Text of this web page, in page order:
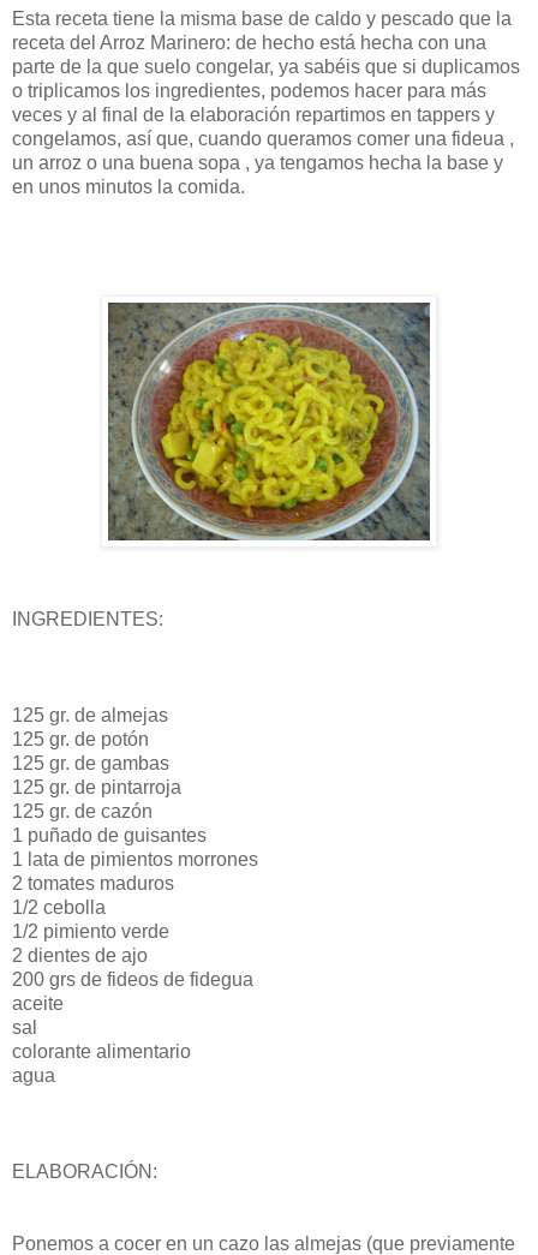
Esta receta tiene la misma base de caldo y pescado que la
receta del Arroz Marinero: de hecho está hecha con una
parte de la que suelo congelar, ya sabéis que si duplicamos
o triplicamos los ingredientes, podemos hacer para más
veces y al final de la elaboración repartimos en tappers y
congelamos, así que, cuando queramos comer una fideua ,
un arroz o una buena sopa , ya tengamos hecha la base y
en unos minutos la comida.
INGREDIENTES:
125 gr. de almejas
125 gr. de potón
125 gr. de gambas
125 gr. de pintarroja
125 gr. de cazón
1 puñado de guisantes
1 lata de pimientos morrones
2 tomates maduros
1/2 cebolla
1/2 pimiento verde
2 dientes de ajo
200 grs de fideos de fidegua
aceite
sal
colorante alimentario
agua
ELABORACIÓN:
Ponemos a cocer en un cazo las almejas (que previamente